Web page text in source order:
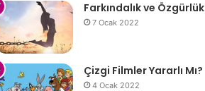
Farkındalık ve Özgürlük
7 Ocak 2022
Çizgi Filmler Yararlı Mı?
4 Ocak 2022